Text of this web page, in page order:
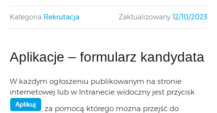
Kategoria Rekrutacja Zaktualizowany 12/10/2023
Aplikacje – formularz kandydata
W każdym ogłoszeniu publikowanym na stronie
internetowej lub w Intranecie widoczny jest przycisk
, za pomocą którego można przejść do